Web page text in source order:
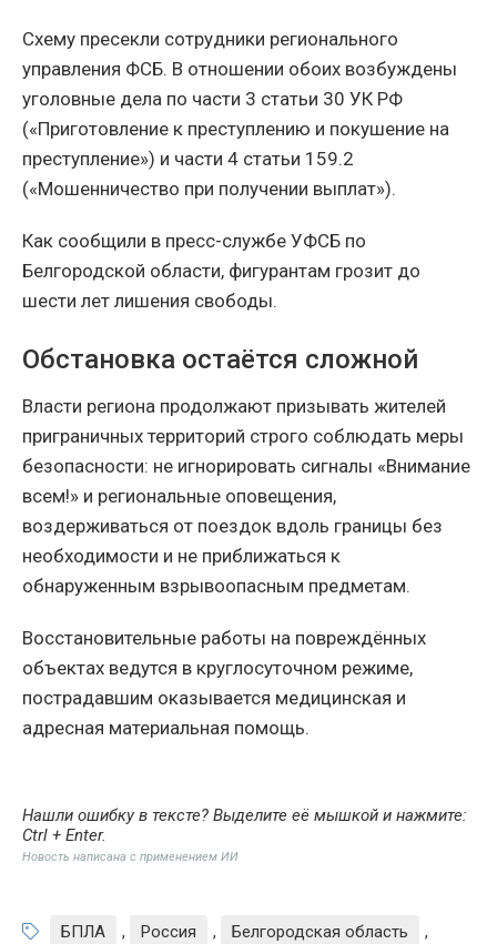
Схему пресекли сотрудники регионального
управления ФСБ. В отношении обоих возбуждены
уголовные дела по части 3 статьи 30 УК РФ
(«Приготовление к преступлению и покушение на
преступление») и части 4 статьи 159.2
(«Мошенничество при получении выплат»).
Как сообщили в пресс-службе УФСБ по
Белгородской области, фигурантам грозит до
шести лет лишения свободы.
Обстановка остаётся сложной
Власти региона продолжают призывать жителей
приграничных территорий строго соблюдать меры
безопасности: не игнорировать сигналы «Внимание
всем!» и региональные оповещения,
воздерживаться от поездок вдоль границы без
необходимости и не приближаться к
обнаруженным взрывоопасным предметам.
Восстановительные работы на повреждённых
объектах ведутся в круглосуточном режиме,
пострадавшим оказывается медицинская и
адресная материальная помощь.
Нашли ошибку в тексте? Выделите её мышкой и нажмите:
Ctrl + Enter.
Новость написана с применением ИИ
БПЛА , Россия , Белгородская область
,